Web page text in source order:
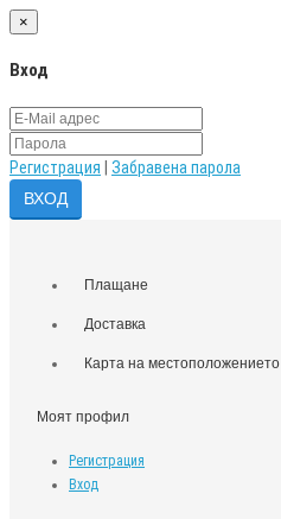
×
Вход
Регистрация Забравена парола
Плащане
Доставка
Карта на местоположението
Моят профил
Регистрация
Вход